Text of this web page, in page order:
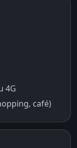
4G
café)